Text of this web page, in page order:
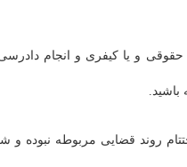
و یا کیفری و انجام
باشید.